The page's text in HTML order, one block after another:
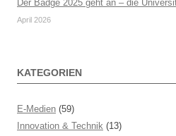
Der Badge 2025 geht an – die
April 2026
KATEGORIEN
E-Medien (59)
Innovation & Technik (13)